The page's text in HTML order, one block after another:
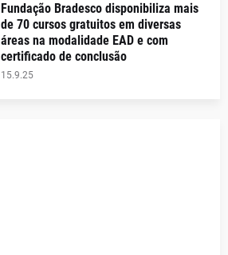
Fundação Bradesco disponibiliza mais
de 70 cursos gratuitos em diversas
áreas na modalidade EAD e com
certificado de conclusão
15.9.25